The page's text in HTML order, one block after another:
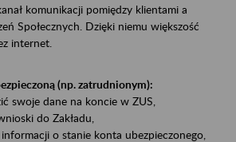
komunikacji pomiędzy klientami a
Społecznych. Dzięki niemu większość
internet.
(np. zatrudnionym):
swoje dane na koncie w ZUS,
do Zakładu,
o stanie konta ubezpieczonego,